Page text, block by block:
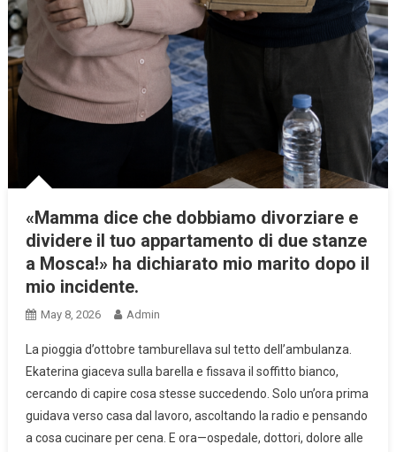
«Mamma dice che dobbiamo divorziare e
dividere il tuo appartamento di due stanze
a Mosca!» ha dichiarato mio marito dopo il
mio incidente.
May 8, 2026 Admin
La pioggia d’ottobre tamburellava sul tetto dell’ambulanza.
Ekaterina giaceva sulla barella e fissava il soffitto bianco,
cercando di capire cosa stesse succedendo. Solo un’ora prima
guidava verso casa dal lavoro, ascoltando la radio e pensando
a cosa cucinare per cena. E ora—ospedale, dottori, dolore alle